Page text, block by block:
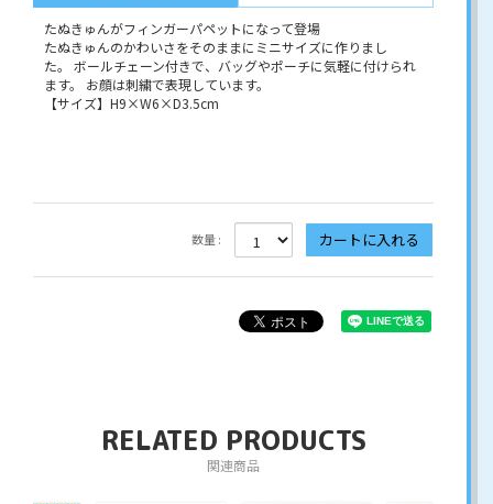
たぬきゅんがフィンガーパペットになって登場
たぬきゅんのかわいさをそのままにミニサイズに作りまし
た。 ボールチェーン付きで、バッグやポーチに気軽に付けられ
ます。 お顔は刺繍で表現しています。
【サイズ】H9×W6×D3.5cm
数量 :
RELATED PRODUCTS
関連商品